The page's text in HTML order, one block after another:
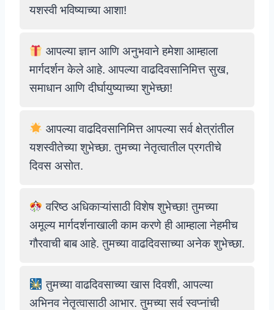
यशस्वी भविष्याच्या आशा!
आपल्या ज्ञान आणि अनुभवाने हमेशा आम्हाला
मार्गदर्शन केले आहे. आपल्या वाढदिवसानिमित्त सुख,
समाधान आणि दीर्घायुष्याच्या शुभेच्छा!
आपल्या वाढदिवसानिमित्त आपल्या सर्व क्षेत्रांतील
यशस्वीतेच्या शुभेच्छा. तुमच्या नेतृत्वातील प्रगतीचे
दिवस असोत.
वरिष्ठ अधिकाऱ्यांसाठी विशेष शुभेच्छा! तुमच्या
अमूल्य मार्गदर्शनाखाली काम करणे ही आम्हाला नेहमीच
गौरवाची बाब आहे. तुमच्या वाढदिवसाच्या अनेक शुभेच्छा.
तुमच्या वाढदिवसाच्या खास दिवशी, आपल्या
अभिनव नेतृत्वासाठी आभार. तुमच्या सर्व स्वप्नांची